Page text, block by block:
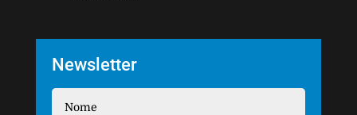
Newsletter